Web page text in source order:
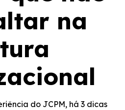
na
do JCPM, há 3 dicas